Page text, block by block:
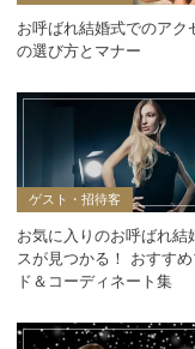
お呼ばれ結婚式でのアク
の選び方とマナー
ゲスト・招待客
お気に入りのお呼ばれ結
スが見つかる！ おすす
ド＆コーディネート集